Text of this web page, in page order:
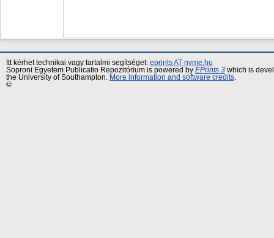
Itt kérhet technikai vagy tartalmi segítséget: eprints AT nyme.hu
Soproni Egyetem Publicatio Repozitórium is powered by EPrints 3 which is
the University of Southampton.
More information and software credits
©